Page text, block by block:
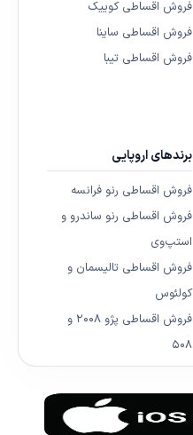
فروش اقساطی کوییک
فروش اقساطی ساینا
فروش اقساطی تیبا
برندهای اروپایی
فروش اقساطی رنو فرانسه
فروش اقساطی رنو ساندرو و
استپ‌وی
فروش اقساطی تالیسمان و
کولئوس
فروش اقساطی پژو ۲۰۰۸ و
۵۰۸